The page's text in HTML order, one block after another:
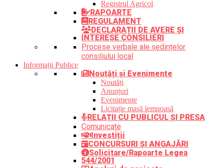
Registrul Agricol
RAPOARTE
REGULAMENT
DECLARAȚII DE AVERE ȘI
INTERESE CONSILIERI
Procese verbale ale ședințelor
consiliului local
Informații Publice
Noutăți și Evenimente
Noutăți
Anunțuri
Evenimente
Licitație masă lemnoasă
RELAȚII CU PUBLICUL ȘI PRESA
Comunicate
Investiții
CONCURSURI ȘI ANGAJĂRI
Solicitare/Rapoarte Legea
544/2001